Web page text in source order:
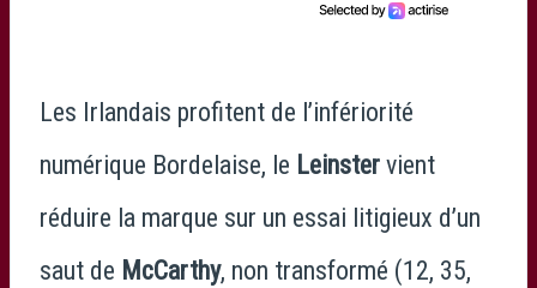
Les Irlandais profitent de l’infériorité
numérique Bordelaise, le Leinster vient
réduire la marque sur un essai litigieux d’un
saut de McCarthy, non transformé (12, 35,